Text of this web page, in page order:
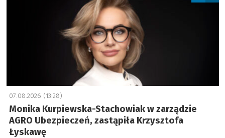
07.08.2026 (13:28)
Monika Kurpiewska-Stachowiak w zarządzie
AGRO Ubezpieczeń, zastąpiła Krzysztofa
Łyskawę